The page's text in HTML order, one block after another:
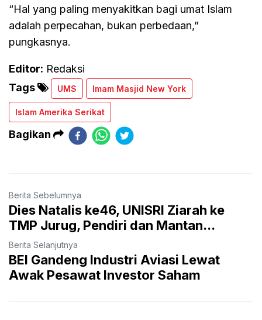
“Hal yang paling menyakitkan bagi umat Islam
adalah perpecahan, bukan perbedaan,”
pungkasnya.
Editor: Redaksi
Tags
UMS Imam Masjid New York
Islam Amerika Serikat
Bagikan
Berita Sebelumnya
Dies Natalis ke46, UNISRI Ziarah ke
TMP Jurug, Pendiri dan Mantan...
Berita Selanjutnya
BEI Gandeng Industri Aviasi Lewat
Awak Pesawat Investor Saham